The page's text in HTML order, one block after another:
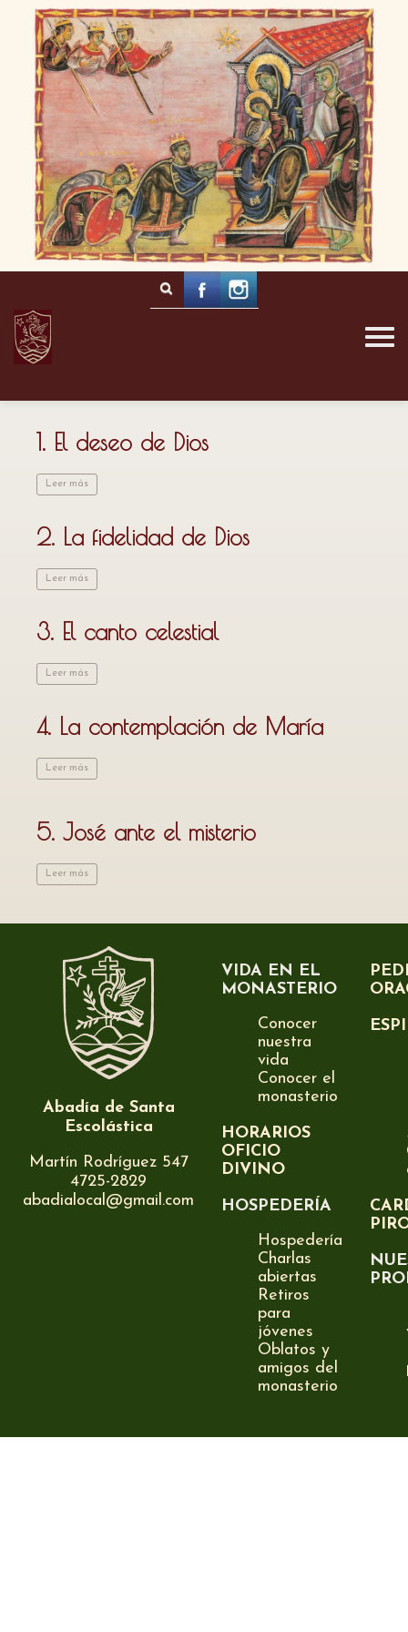
1. El deseo de Dios
Leer más
2. La fidelidad de Dios
Leer más
3. El canto celestial
Leer más
4. La contemplación de María
Leer más
5. José ante el misterio
Leer más
Abadía de Santa
Escolástica
Martín Rodríguez 547
4725-2829
abadialocal@gmail.com
VIDA EN EL
MONASTERIO
Conocer
nuestra
vida
Conocer el
monasterio
HORARIOS
OFICIO
DIVINO
HOSPEDERÍA
Hospedería
Charlas
abiertas
Retiros
para
jóvenes
Oblatos y
amigos del
monasterio